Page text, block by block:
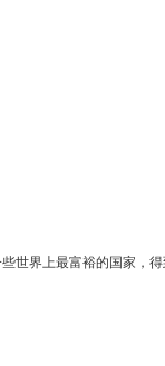
世界上最富裕的国家，